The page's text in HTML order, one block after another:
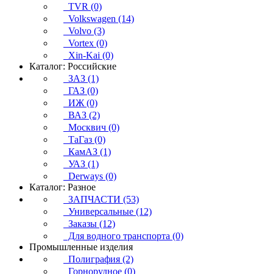
TVR (0)
Volkswagen (14)
Volvo (3)
Vortex (0)
Xin-Kai (0)
Каталог: Российские
ЗАЗ (1)
ГАЗ (0)
ИЖ (0)
ВАЗ (2)
Москвич (0)
ТаГаз (0)
КамАЗ (1)
УАЗ (1)
Derways (0)
Каталог: Разное
ЗАПЧАСТИ (53)
Универсальные (12)
Заказы (12)
Для водного транспорта (0)
Промышленные изделия
Полиграфия (2)
Горнорудное (0)